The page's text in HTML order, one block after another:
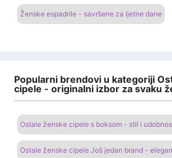
Ženske espadrile - savršene za ljetne dane
Popularni brendovi u kategoriji
cipele - originalni izbor za svaku
Ostale ženske cipele s boksom - stil i
Ostale ženske cipele Još jedan brand -